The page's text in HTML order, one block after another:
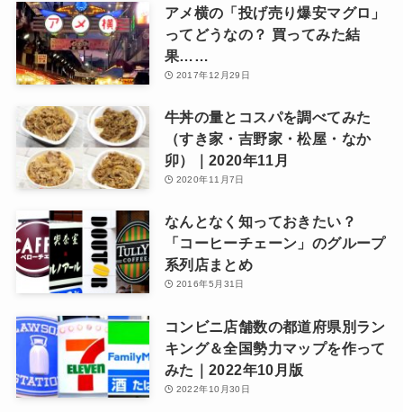
アメ横の「投げ売り爆安マグロ」
ってどうなの？ 買ってみた結
果……
2017年12月29日
牛丼の量とコスパを調べてみた
（すき家・吉野家・松屋・なか
卯）｜2020年11月
2020年11月7日
なんとなく知っておきたい？
「コーヒーチェーン」のグループ
系列店まとめ
2016年5月31日
コンビニ店舗数の都道府県別ラン
キング＆全国勢力マップを作って
みた｜2022年10月版
2022年10月30日